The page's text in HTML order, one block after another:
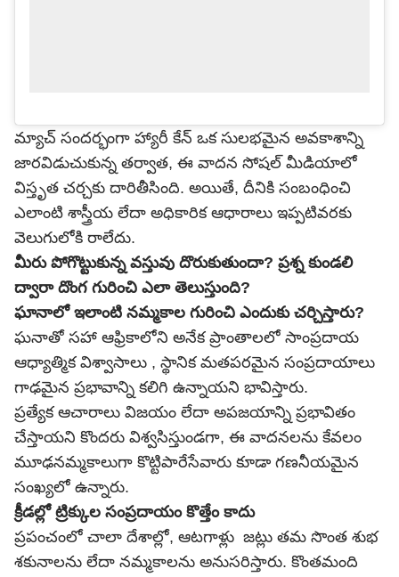
మ్యాచ్ సందర్భంగా హ్యారీ కేన్ ఒక సులభమైన అవకాశాన్ని
జారవిడుచుకున్న తర్వాత, ఈ వాదన సోషల్ మీడియాలో
విస్తృత చర్చకు దారితీసింది. అయితే, దీనికి సంబంధించి
ఎలాంటి శాస్త్రీయ లేదా అధికారిక ఆధారాలు ఇప్పటివరకు
వెలుగులోకి రాలేదు.
మీరు పోగొట్టుకున్న వస్తువు దొరుకుతుందా? ప్రశ్న కుండలి
ద్వారా దొంగ గురించి ఎలా తెలుస్తుంది?
ఘానాలో ఇలాంటి నమ్మకాల గురించి ఎందుకు చర్చిస్తారు?
ఘనాతో సహా ఆఫ్రికాలోని అనేక ప్రాంతాలలో సాంప్రదాయ
ఆధ్యాత్మిక విశ్వాసాలు , స్థానిక మతపరమైన సంప్రదాయాలు
గాఢమైన ప్రభావాన్ని కలిగి ఉన్నాయని భావిస్తారు.
ప్రత్యేక ఆచారాలు విజయం లేదా అపజయాన్ని ప్రభావితం
చేస్తాయని కొందరు విశ్వసిస్తుండగా, ఈ వాదనలను కేవలం
మూఢనమ్మకాలుగా కొట్టిపారేసేవారు కూడా గణనీయమైన
సంఖ్యలో ఉన్నారు.
క్రీడల్లో ట్రిక్కుల సంప్రదాయం కొత్తేం కాదు
ప్రపంచంలో చాలా దేశాల్లో, ఆటగాళ్లు జట్లు తమ సొంత శుభ
శకునాలను లేదా నమ్మకాలను అనుసరిస్తారు. కొంతమంది